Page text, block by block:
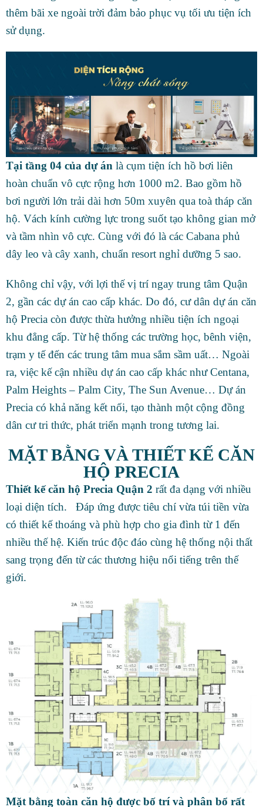
thêm bãi xe ngoài trời đảm bảo phục vụ tối ưu tiện ích
sử dụng.
Tại tầng 04 của dự án là cụm tiện ích hồ bơi liên
hoàn chuẩn vô cực rộng hơn 1000 m2. Bao gồm hồ
bơi người lớn trải dài hơn 50m xuyên qua toà tháp căn
hộ. Vách kính cường lực trong suốt tạo không gian mở
và tầm nhìn vô cực. Cùng với đó là các Cabana phủ
dây leo và cây xanh, chuẩn resort nghỉ dưỡng 5 sao.
Không chỉ vậy, với lợi thế vị trí ngay trung tâm Quận
2, gần các dự án cao cấp khác. Do đó, cư dân dự án căn
hộ Precia còn được thừa hưởng nhiều tiện ích ngoại
khu đẳng cấp. Từ hệ thống các trường học, bênh viện,
trạm y tế đến các trung tâm mua sắm sầm uất… Ngoài
ra, việc kế cận nhiều dự án cao cấp khác như Centana,
Palm Heights – Palm City, The Sun Avenue… Dự án
Precia có khả năng kết nối, tạo thành một cộng đồng
dân cư tri thức, phát triển mạnh trong tương lai.
MẶT BẰNG VÀ THIẾT KẾ CĂN
HỘ PRECIA
Thiết kế căn hộ Precia Quận 2 rất đa dạng với nhiều
loại diện tích. Đáp ứng được tiêu chí vừa túi tiền vừa
có thiết kế thoáng và phù hợp cho gia đình từ 1 đến
nhiều thế hệ. Kiến trúc độc đáo cùng hệ thống nội thất
sang trọng đến từ các thương hiệu nổi tiếng trên thế
giới.
Mặt bằng toàn căn hộ được bố trí và phân bổ rất